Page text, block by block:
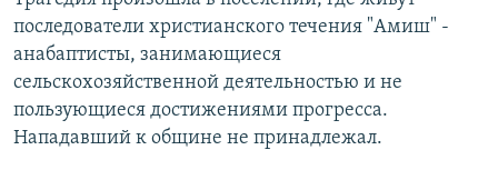
СОЦИАЛЬНЫЕ СЕТИ
последователи христианского течения "Амиш" -
анабаптисты, занимающиеся
сельскохозяйственной деятельностью и не
пользующиеся достижениями прогресса.
Нападавший к общине не принадлежал.